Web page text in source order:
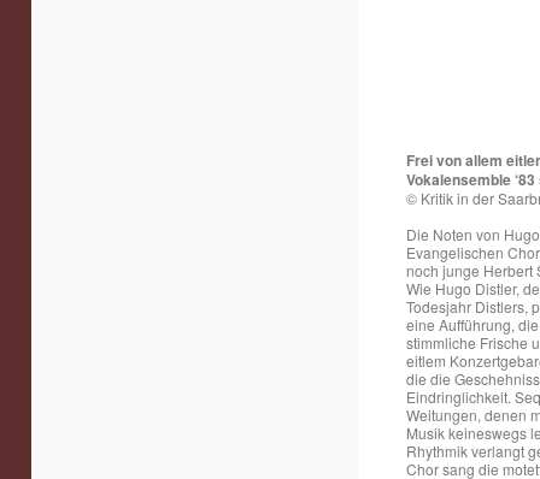
Frei von allem
Vokalensemble
© Kritik in der
Die Noten von
Evangelischen
noch junge Herbert
Wie Hugo Distler,
Todesjahr Distlers,
eine Aufführung,
stimmliche Frische
eitlem
die die
Eindringlichkeit.
Weitungen, denen
Musik keineswegs
Rhythmik verlangt
Chor sang die